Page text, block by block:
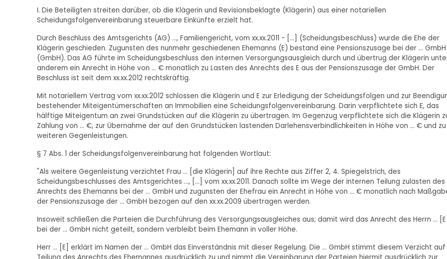
I. Die Beteiligten streiten darüber, ob die Klägerin und Revisionsbeklagte (Klägerin) aus einer notariellen
Scheidungsfolgenvereinbarung steuerbare Einkünfte erzielt hat.
Durch Beschluss des Amtsgerichts (AG) …, Familiengericht, vom xx.xx.2011 - […] (Scheidungsbeschluss) wurde die Ehe der
Klägerin geschieden. Zugunsten des nunmehr geschiedenen Ehemanns (E) bestand eine Pensionszusage bei der … GmbH
(GmbH). Das AG führte im Scheidungsbeschluss den internen Versorgungsausgleich durch und übertrug der Klägerin
anderem ein Anrecht in Höhe von … € monatlich zu Lasten des Anrechts des E aus der Pensionszusage der GmbH. Der
Beschluss ist seit dem xx.xx.2012 rechtskräftig.
Mit notariellem Vertrag vom xx.xx.2012 schlossen die Klägerin und E zur Erledigung der Scheidungsfolgen und zur
bestehender Miteigentümerschaften an Immobilien eine Scheidungsfolgenvereinbarung. Darin verpflichtete sich E, das
hälftige Miteigentum an zwei Grundstücken auf die Klägerin zu übertragen. Im Gegenzug verpflichtete sich die Klägerin
Zahlung von … €, zur Übernahme der auf den Grundstücken lastenden Darlehensverbindlichkeiten in Höhe von … € und zu
weiteren Gegenleistungen.
§ 7 Abs. 1 der Scheidungsfolgenvereinbarung hat folgenden Wortlaut:
"Als weitere Gegenleistung verzichtet Frau … [die Klägerin] auf ihre Rechte aus Ziffer 2, 4. Spiegelstrich, des
Scheidungsbeschlusses des Amtsgerichtes …, […] vom xx.xx.2011. Danach sollte im Wege der internen Teilung zulasten des
Anrechts des Ehemanns bei der … GmbH und zugunsten der Ehefrau ein Anrecht in Höhe von … € monatlich nach
der Pensionszusage der … GmbH bezogen auf den xx.xx.2009 übertragen werden.
Insoweit schließen die Parteien die Durchführung des Versorgungsausgleiches aus; damit wird das Anrecht des Herrn … [E]
bei der … GmbH nicht geteilt, sondern verbleibt beim Ehemann in voller Höhe.
Herr … [E] erklärt im Namen der … GmbH das Einverständnis mit dieser Regelung. Die … GmbH stimmt diesem Verzicht